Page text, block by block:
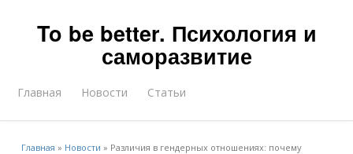
To be better. Психология и
саморазвитие
Главная Новости Статьи
Главная » Новости » Различия в гендерных отношениях: почему